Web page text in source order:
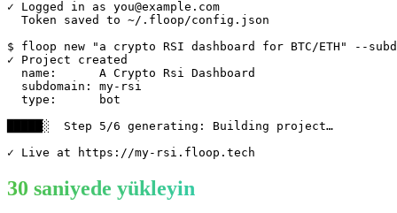
✓ Logged in as you@example.com
  Token saved to ~/.floop/config.json
$ floop new "a crypto RSI dashboard for BTC/ETH" --
✓ Project created
  name:      A Crypto Rsi Dashboard
  subdomain: my-rsi
  type:      bot
█████░  Step 5/6 generating: Building project…
✓ Live at https://my-rsi.floop.tech
30 saniyede yükleyin